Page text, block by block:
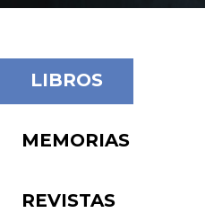
LIBROS
MEMORIAS
REVISTAS